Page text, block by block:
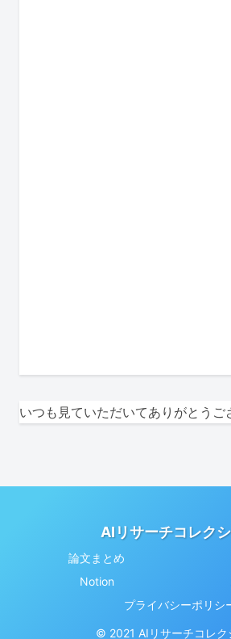
いつも見ていただいてありがとうご
AIリサーチコレク
論文まとめ
Notion
プライバシーポリシ
© 2021 AIリサーチコレク